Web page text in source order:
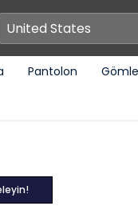
Pantolon